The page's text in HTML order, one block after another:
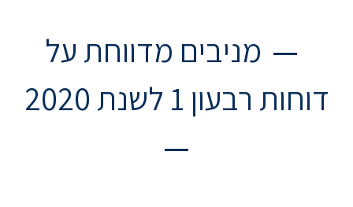
מניבים מדווחת על
דוחות רבעון 1 לשנת 2020